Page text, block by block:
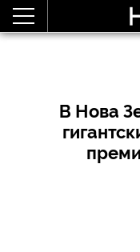
В Нова